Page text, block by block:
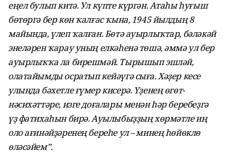
еңел булып китә. Ул күпте күргән. Атаһы һуғыш
бөтөргә бер көн ҡалғас ҡына, 1945 йылдың 8
майында, үлеп ҡалған. Бөтә ауырлыҡтар, бәләкәй
энеләрен ҡарау уның елкәһенә төшә, әммә ул бер
ауырлыҡҡа ла бирешмәй. Тырышып эшләй,
олатайымды осратып кейәүгә сыға. Хәҙер кесе
улында бәхетле ғүмер кисерә. Үҙенең өгөт-
нәсихәттәре, изге доғалары менән һәр беребеҙгә
үҙ фатихаһын бирә. Ауылыбыҙҙың хөрмәтле иң
оло ағинәйҙәренең береһе ул – минең һөйөклө
өләсәйем”.